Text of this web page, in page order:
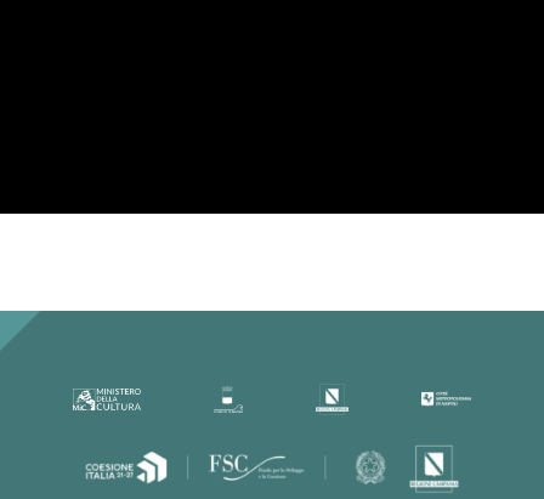
Per la tua privacy YouTube necessita di
consulta la nostraPrivacy Policy.
accetto